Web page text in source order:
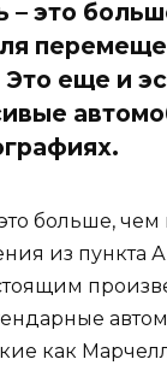
– это
Это еще и
больше, чем
из пункта
как